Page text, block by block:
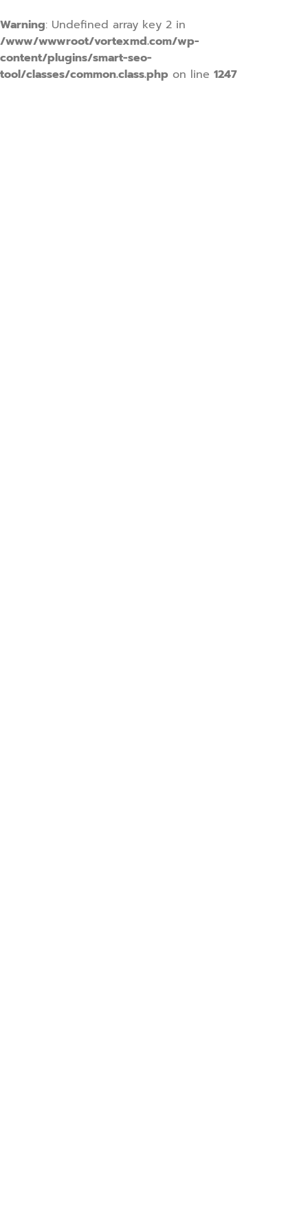
Warning: Undefined array key 2 in
/www/wwwroot/vortexmd.com/wp-
content/plugins/smart-seo-
tool/classes/common.class.php on line 1247